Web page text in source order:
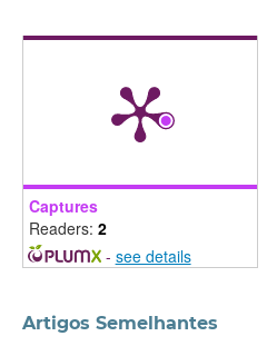
Captures
Readers: 2
- see details
Artigos Semelhantes